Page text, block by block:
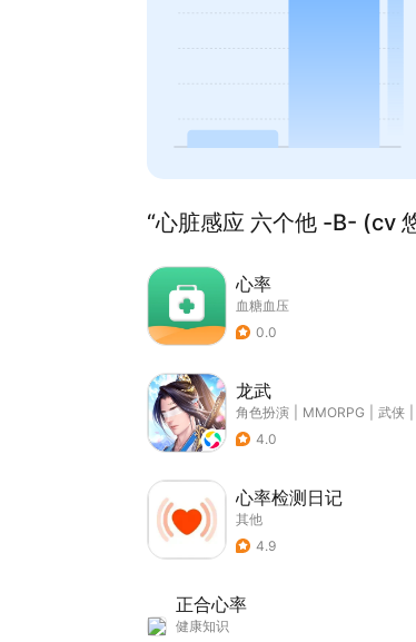
“心脏感应 六个他 -B- (cv
心率
血糖血压
0.0
龙武
角色扮演 MMORPG 武侠
4.0
心率检测日记
其他
4.9
正合心率
健康知识